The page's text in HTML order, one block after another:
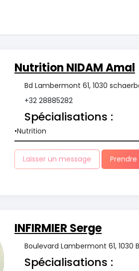
Nutrition NIDAM Amal
Bd Lambermont 61, 1030
+32 28885282
Spécialisations :
Nutrition
Laisser un message
INFIRMIER Serge
Boulevard Lambermont 61, 1030
Spécialisations :